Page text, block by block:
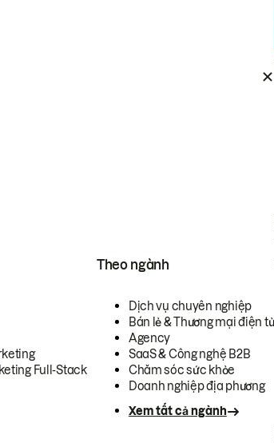
Full-Stack
Theo ngành
Dịch vụ chuyên nghiệp
Bán lẻ & Thương mại điện
Agency
SaaS & Công nghệ B2B
Chăm sóc sức khỏe
Doanh nghiệp địa phương
Xem tất cả ngành